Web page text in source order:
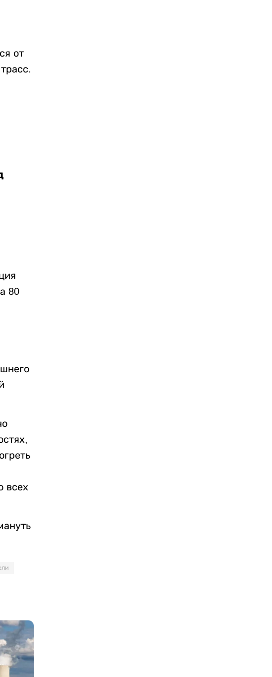
от
80
всех